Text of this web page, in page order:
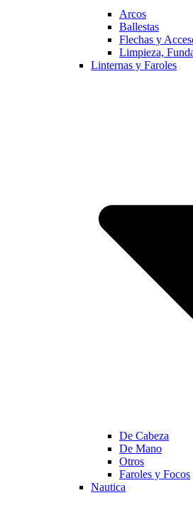
Arcos
Ballestas
Flechas y
Limpieza,
Linternas y Faroles
De Cabeza
De Mano
Otros
Faroles y Focos
Nautica